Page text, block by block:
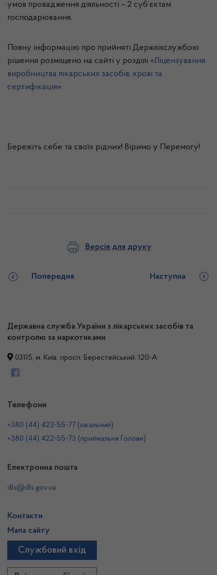
умов провадження діяльності – 2 суб’єктам
господарювання.
Повну інформацію про прийняті Держлікслужбою
рішення розміщено на сайті у розділі «Ліцензування
виробництва лікарських засобів, крові та
сертифікація».
Бережіть себе та своїх рідних! Віримо у Перемогу!
Версія для друку
Попередня Наступна
Державна служба України з лікарських засобів та
контролю за наркотиками
03115, м. Київ, просп. Берестейський, 120-А
Телефони
+380 (44) 422-55-77 (загальний)
+380 (44) 422-55-73 (приймальня Голови)
Електронна пошта
dls@dls.gov.ua
Контакти
Мапа сайту
Службовий вхід